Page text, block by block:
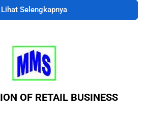
Lihat Selengkapnya
OF RETAIL BUSINESS